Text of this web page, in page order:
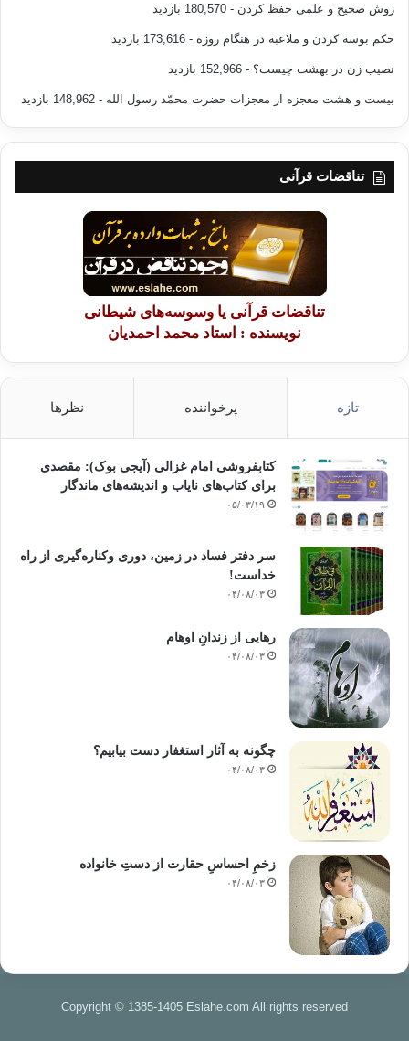
روش صحیح و علمی حفظ کردن - 180,570 بازدید
حکم بوسه کردن و ملاعبه در هنگام روزه - 173,616 بازدید
نصیب زن در بهشت چیست؟ - 152,966 بازدید
بیست و هشت معجزه از معجزات حضرت محمّد رسول الله - 148,962 بازدید
تناقضات قرآنی
تناقضات قرآنی یا وسوسه‌های شیطانی
نویسنده : استاد محمد احمدیان
تازه پرخواننده نظرها
کتابفروشی امام غزالی (آیجی بوک): مقصدی
برای کتاب‌های نایاب و اندیشه‌های ماندگار
۰۵/۰۳/۱۹
سر دفتر فساد در زمین‌، دوری وکناره‌گیری از راه
خداست‌!
۰۴/۰۸/۰۳
رهایی از زندانِ اوهام
۰۴/۰۸/۰۳
چگونه به آثار استغفار دست بیابیم؟
۰۴/۰۸/۰۳
زخمِ احساسِ حقارت از دستِ خانواده
۰۴/۰۸/۰۳
Copyright © 1385-1405 Eslahe.com All rights reserved